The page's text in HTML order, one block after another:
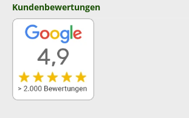
Kundenbewertungen